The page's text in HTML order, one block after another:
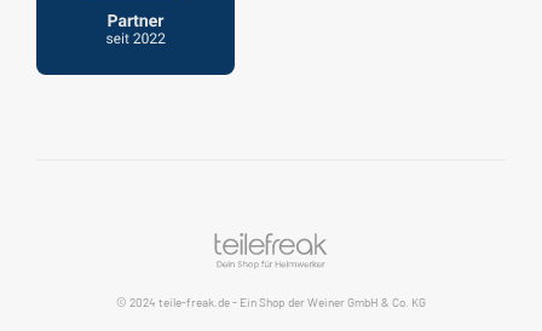
© 2024 teile-freak.de- Ein Shop derWeiner GmbH & Co. KG